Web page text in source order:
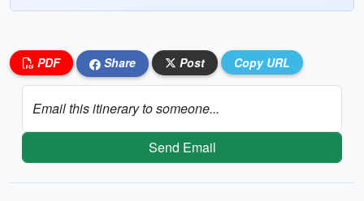
PDF Share Post Copy URL
Email this itinerary to someone...
Send Email